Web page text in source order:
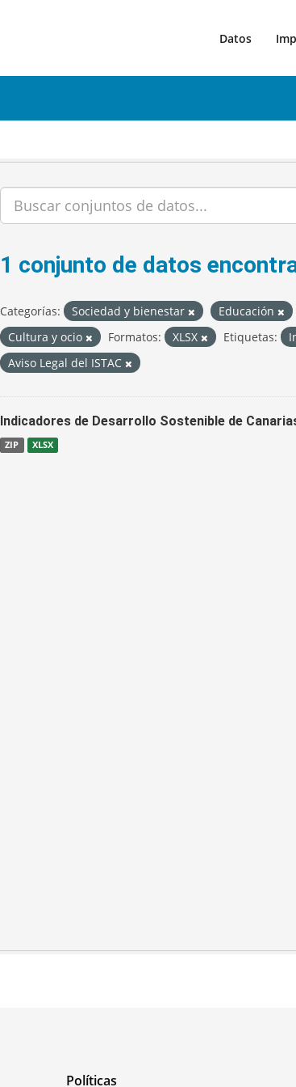
Datos
1 conjunto de datos
Categorías: Sociedad y bienestar Educación
Cultura y ocio
Formatos: XLSX Etiquetas:
Aviso Legal del ISTAC
Indicadores de Desarrollo Sostenible de
ZIP XLSX
Políticas